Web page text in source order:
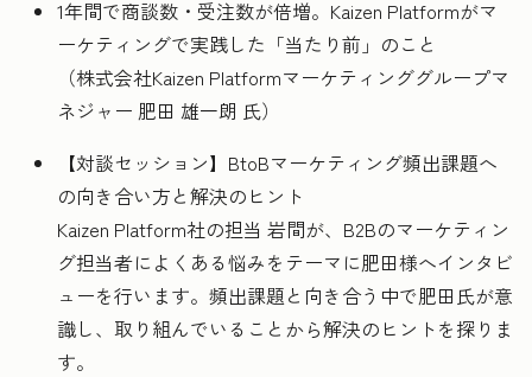
1年間で商談数・受注数が倍増。Kaizen Platformがマ
ーケティングで実践した「当たり前」のこと
（株式会社Kaizen Platformマーケティンググループマ
ネジャー 肥田 雄一朗 氏）
【対談セッション】BtoBマーケティング頻出課題へ
の向き合い方と解決のヒント
Kaizen Platform社の担当 岩間が、B2Bのマーケティン
グ担当者によくある悩みをテーマに肥田様へインタビ
ューを行います。頻出課題と向き合う中で肥田氏が意
識し、取り組んでいることから解決のヒントを探りま
す。